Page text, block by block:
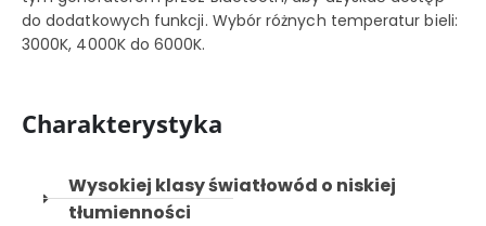
do dodatkowych funkcji. Wybór różnych temperatur bieli:
3000K, 4000K do 6000K.
Charakterystyka
Wysokiej klasy światłowód o niskiej
tłumienności